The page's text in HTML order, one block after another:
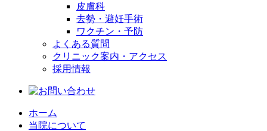
皮膚科
去勢・避妊手術
ワクチン・予防
よくある質問
クリニック案内・アクセス
採用情報
ホーム
当院について